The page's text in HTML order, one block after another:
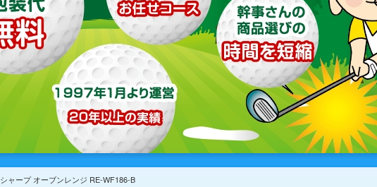
シャープ オーブンレンジ RE-WF186-B